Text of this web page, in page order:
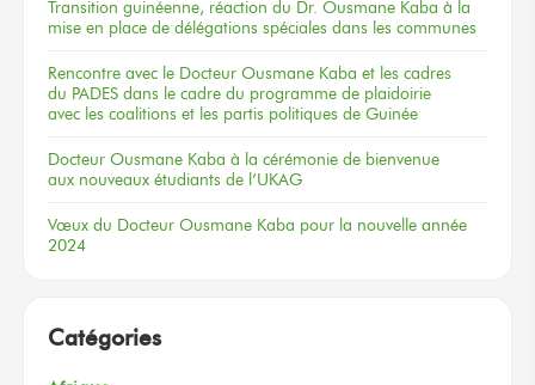
Transition guinéenne, réaction du Dr. Ousmane Kaba à la
mise en place de délégations spéciales dans les communes
Rencontre avec le Docteur Ousmane Kaba et les cadres
du PADES dans le cadre du programme de plaidoirie
avec les coalitions et les partis politiques de Guinée
Docteur Ousmane Kaba à la cérémonie de bienvenue
aux nouveaux étudiants de l’UKAG
Vœux du Docteur Ousmane Kaba pour la nouvelle année
2024
Catégories